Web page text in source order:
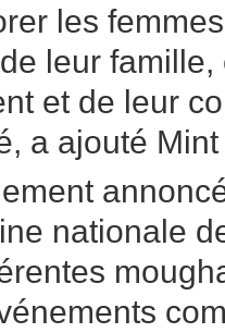
les
leur
et de leur
a ajouté Mint
nationale